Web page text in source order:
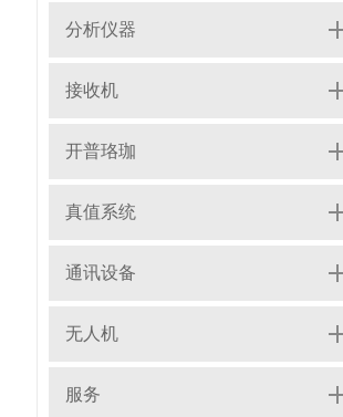
分析仪器
接收机
开普珞珈
真值系统
通讯设备
无人机
服务